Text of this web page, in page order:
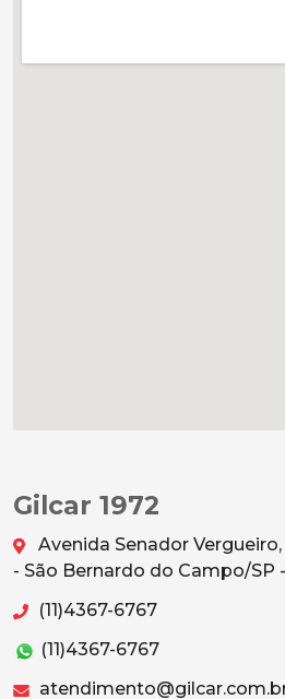
Gilcar 1972
Avenida Senador
- São Bernardo do Campo/SP
(11)4367-6767
(11)4367-6767